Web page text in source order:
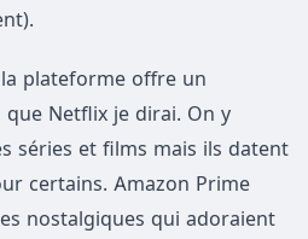
plateforme offre un
Netflix je dirai. On y
séries et films mais ils datent
certains. Amazon Prime
nostalgiques qui adoraient